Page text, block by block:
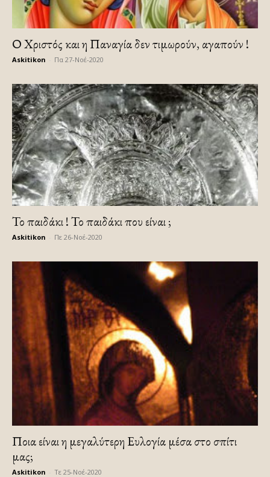
Ο Χριστός και η Παναγία δεν τιμωρούν, αγαπούν !
Askitikon Πα 27-Νοέ-2020
Το παιδάκι ! Το παιδάκι που είναι ;
Askitikon Πε 26-Νοέ-2020
Ποια είναι η μεγαλύτερη Ευλογία μέσα στο σπίτι
μας;
Askitikon Τε 25-Νοέ-2020